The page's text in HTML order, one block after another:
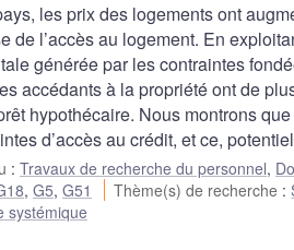
les prix des logements ont
de l’accès au logement. En
générée par les contraintes
accédants à la propriété ont de
hypothécaire. Nous montrons
d’accès au crédit, et ce,
: Travaux de recherche du personnel,
, G5, G51 Thème(s) de recherche :
systémique